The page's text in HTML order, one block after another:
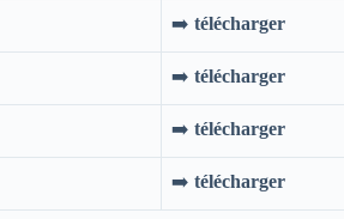
➡️ télécharger
➡️ télécharger
➡️ télécharger
➡️ télécharger